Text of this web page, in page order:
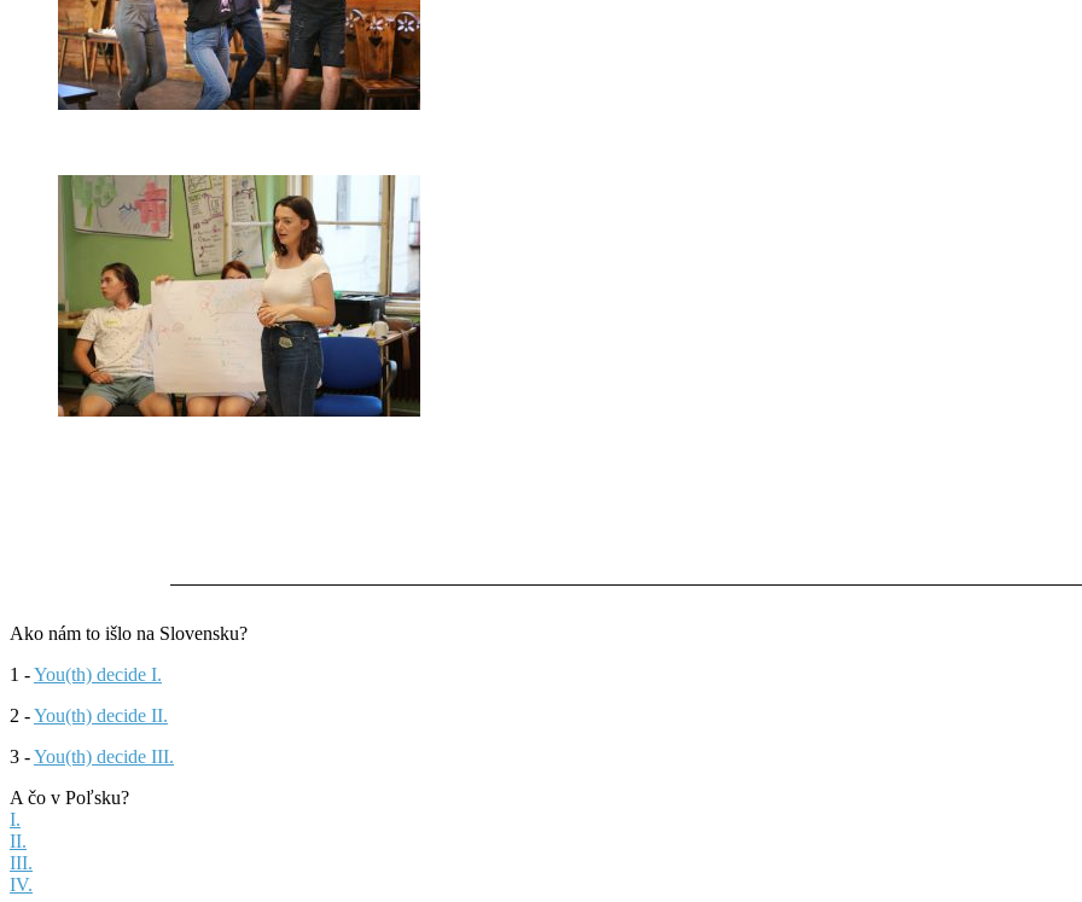
Ako nám to išlo na Slovensku?
1 -You(th) decide I.
2 -You(th) decide II.
3 -You(th) decide III.
A čo v Poľsku?
I.
II.
III.
IV.